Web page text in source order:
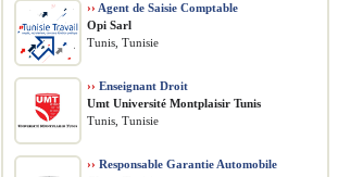
›› Agent de Saisie Comptable
Opi Sarl
Tunis, Tunisie
›› Enseignant Droit
Umt Université Montplaisir Tunis
Tunis, Tunisie
›› Responsable Garantie Automobile